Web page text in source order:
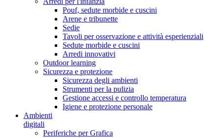
Pouf, sedute morbide e cuscini
Arene e tribunette
Sedie
Tavoli per osservazione e attività esperienziali
Sedute morbide e cuscini
Arredi innovativi
Outdoor learning
Sicurezza e protezione
Sicurezza degli ambienti
Strumenti per la pulizia
Gestione accessi e controllo temperatura
Igiene e protezione personale
Ambienti
digitali
Periferiche per Grafica